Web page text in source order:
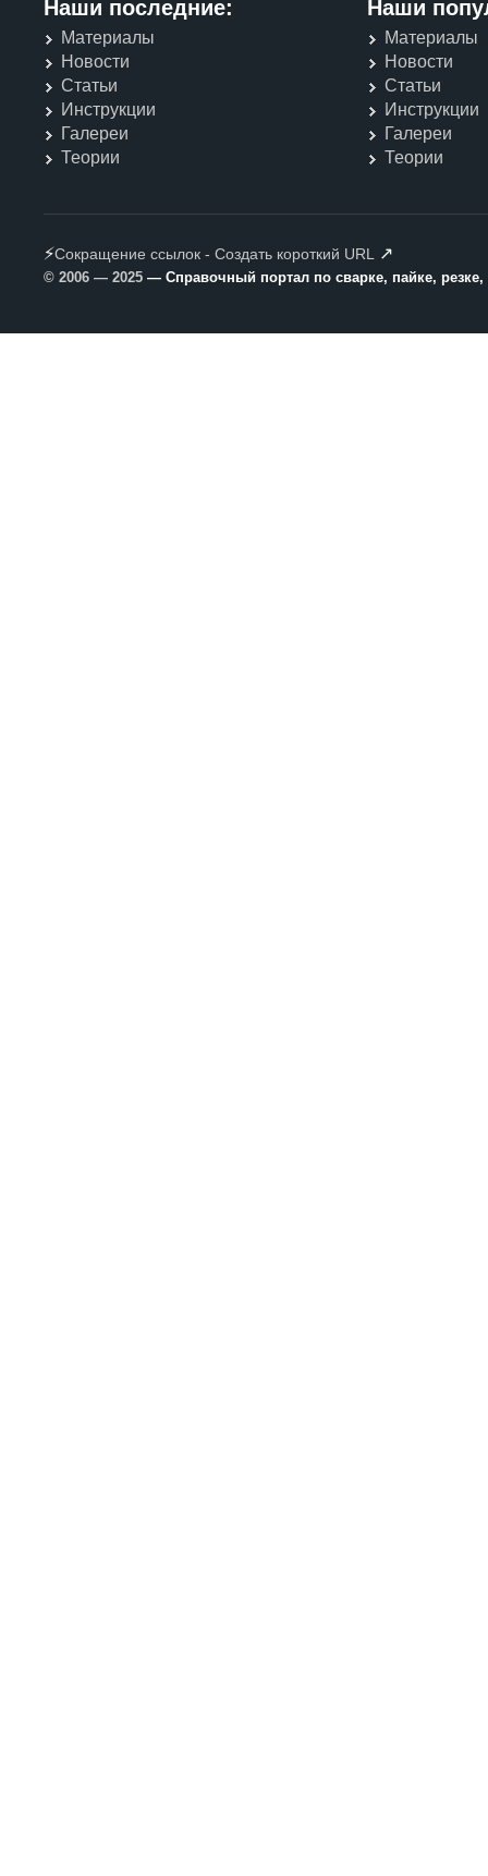
Наши последние:
Материалы
Новости
Статьи
Инструкции
Галереи
Теории
Наши
Материалы
Новости
Статьи
Инструкции
Галереи
Теории
⚡Сокращение ссылок - Создать короткий URL ↗
© 2006 — 2025 — Справочный портал по сварке, пайке,